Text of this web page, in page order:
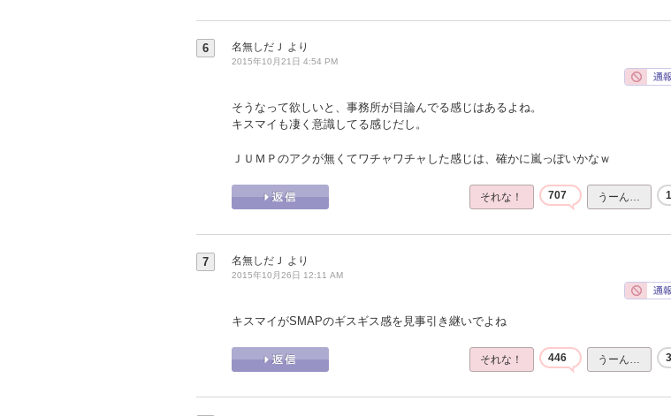
6 名無しだＪ より
2015年10月21日 4:54 PM
そうなって欲しいと、事務所が目論んでる感じはあるよね。
キスマイも凄く意識してる感じだし。
ＪＵＭＰのアクが無くてワチャワチャした感じは、確かに嵐っぽいかなｗ
それな！ 707 うーん…
7 名無しだＪ より
2015年10月26日 12:11 AM
キスマイがSMAPのギスギス感を見事引き継いでよね
それな！ 446 うーん…